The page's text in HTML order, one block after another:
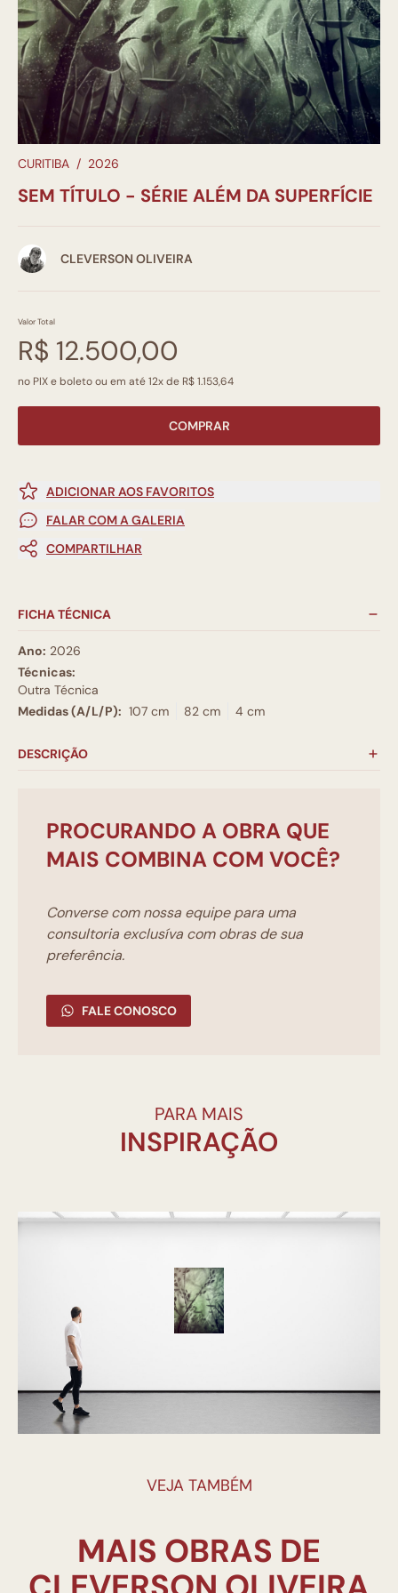
CURITIBA / 2026
SEM TÍTULO - SÉRIE ALÉM DA SUPERFÍCIE
CLEVERSON OLIVEIRA
Valor Total
R$ 12.500,00
no PIX e boleto ou em até 12x de R$ 1.153,64
COMPRAR
ADICIONAR AOS FAVORITOS
FALAR COM A GALERIA
COMPARTILHAR
FICHA TÉCNICA
Ano: 2026
Técnicas:
Outra Técnica
Medidas (A/L/P): 107 cm 82 cm 4 cm
DESCRIÇÃO
PROCURANDO A OBRA QUE
MAIS COMBINA COM VOCÊ?
Converse com nossa equipe para uma
consultoria exclusíva com obras de sua
preferência.
FALE CONOSCO
PARA MAIS
INSPIRAÇÃO
VEJA TAMBÉM
MAIS OBRAS DE